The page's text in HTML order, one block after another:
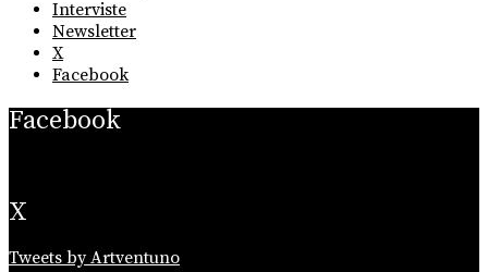
Interviste
Newsletter
X
Facebook
Facebook
X
Tweets by Artventuno